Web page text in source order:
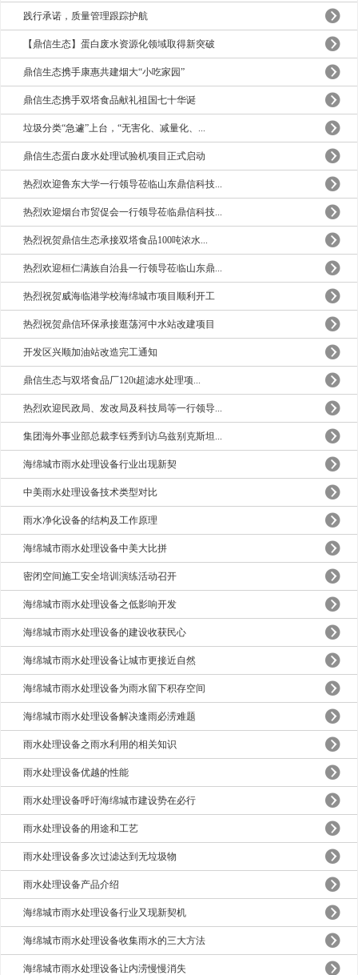
践行承诺，质量管理跟踪护航
【鼎信生态】蛋白废水资源化领域取得新突破
鼎信生态携手康惠共建烟大“小吃家园”
鼎信生态携手双塔食品献礼祖国七十华诞
垃圾分类“急遽”上台，“无害化、减量化、...
鼎信生态蛋白废水处理试验机项目正式启动
热烈欢迎鲁东大学一行领导莅临山东鼎信科技...
热烈欢迎烟台市贸促会一行领导莅临鼎信科技...
热烈祝贺鼎信生态承接双塔食品100吨浓水...
热烈欢迎桓仁满族自治县一行领导莅临山东鼎...
热烈祝贺威海临港学校海绵城市项目顺利开工
热烈祝贺鼎信环保承接逛荡河中水站改建项目
开发区兴顺加油站改造完工通知
鼎信生态与双塔食品厂120t超滤水处理项...
热烈欢迎民政局、发改局及科技局等一行领导...
集团海外事业部总裁李钰秀到访乌兹别克斯坦...
海绵城市雨水处理设备行业出现新契
中美雨水处理设备技术类型对比
雨水净化设备的结构及工作原理
海绵城市雨水处理设备中美大比拼
密闭空间施工安全培训演练活动召开
海绵城市雨水处理设备之低影响开发
海绵城市雨水处理设备的建设收获民心
海绵城市雨水处理设备让城市更接近自然
海绵城市雨水处理设备为雨水留下积存空间
海绵城市雨水处理设备解决逢雨必涝难题
雨水处理设备之雨水利用的相关知识
雨水处理设备优越的性能
雨水处理设备呼吁海绵城市建设势在必行
雨水处理设备的用途和工艺
雨水处理设备多次过滤达到无垃圾物
雨水处理设备产品介绍
海绵城市雨水处理设备行业又现新契机
海绵城市雨水处理设备收集雨水的三大方法
海绵城市雨水处理设备让内涝慢慢消失